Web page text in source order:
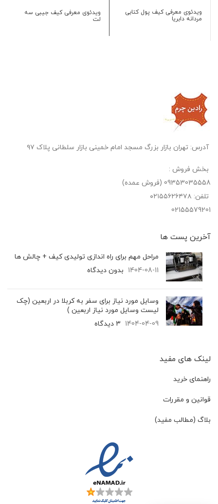
ویدئوی معرفی کیف پول کتابی
مردانه دابریا
ویدئوی معرفی کیف جیبی سه
لت
آدرس: تهران بازار بزرگ مسجد امام خمینی بازار سلطانی پلاک ۹۷
بخش فروش :
09353035558 (فروش عمده)
تلفن: ۰۲۱۵۵۶۲۶۴۷۸
02155579201
آخرین پست‌ ها
مراحل مهم برای راه اندازی تولیدی کیف + چالش ها
1404-08-11 بدون دیدگاه
وسایل مورد نیاز برای سفر به کربلا در اربعین (چک
لیست وسایل مورد نیاز اربعین )
1404-04-09 3 دیدگاه
لینک های مفید
راهنمای خرید
قوانین و مقررات
بلاگ (مطالب مفید)